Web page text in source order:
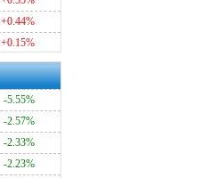
+0.44%
+0.15%
-5.55%
-2.57%
-2.33%
-2.23%